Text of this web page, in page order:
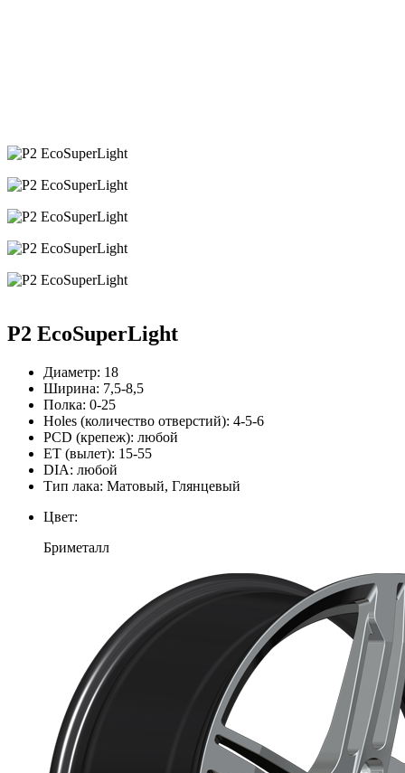
P2 EcoSuperLight
Диаметр: 18
Ширина: 7,5-8,5
Полка: 0-25
Holes (количество отверстий): 4-5-6
PCD (крепеж): любой
ЕТ (вылет): 15-55
DIA: любой
Тип лака: Матовый, Глянцевый
Цвет:
Бриметалл